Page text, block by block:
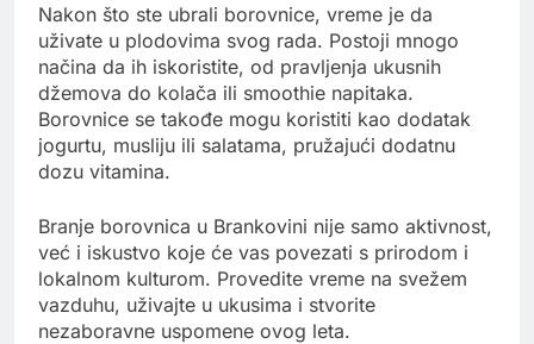
Nakon što ste ubrali borovnice, vreme je da
uživate u plodovima svog rada. Postoji mnogo
načina da ih iskoristite, od pravljenja ukusnih
džemova do kolača ili smoothie napitaka.
Borovnice se takođe mogu koristiti kao dodatak
jogurtu, musliju ili salatama, pružajući dodatnu
dozu vitamina.
Branje borovnica u Brankovini nije samo aktivnost,
već i iskustvo koje će vas povezati s prirodom i
lokalnom kulturom. Provedite vreme na svežem
vazduhu, uživajte u ukusima i stvorite
nezaboravne uspomene ovog leta.